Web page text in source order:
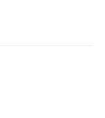
频，高端